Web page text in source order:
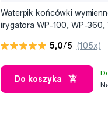
Waterpik końcówki
irygatora WP-100, WP-360,
5,0/5 (105x)
Do koszyka